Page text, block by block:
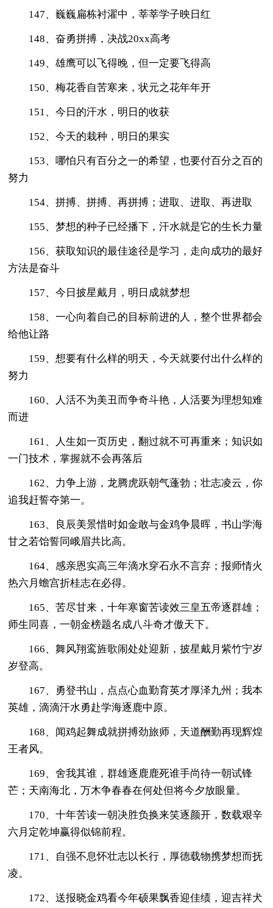
147、巍巍扁栋衬濯中，莘莘学子映日红
148、奋勇拼搏，决战20xx高考
149、雄鹰可以飞得晚，但一定要飞得高
150、梅花香自苦寒来，状元之花年年开
151、今日的汗水，明日的收获
152、今天的栽种，明日的果实
153、哪怕只有百分之一的希望，也要付百分之百的
努力
154、拼搏、拼搏、再拼搏；进取、进取、再进取
155、梦想的种子已经播下，汗水就是它的生长力量
156、获取知识的最佳途径是学习，走向成功的最好
方法是奋斗
157、今日披星戴月，明日成就梦想
158、一心向着自己的目标前进的人，整个世界都会
给他让路
159、想要有什么样的明天，今天就要付出什么样的
努力
160、人活不为美丑而争奇斗艳，人活要为理想知难
而进
161、人生如一页历史，翻过就不可再重来；知识如
一门技术，掌握就不会再落后
162、力争上游，龙腾虎跃朝气蓬勃；壮志凌云，你
追我赶誓夺第一。
163、良辰美景惜时如金敢与金鸡争晨晖，书山学海
甘之若饴誓同峨眉共比高。
164、感亲恩实高三年滴水穿石永不言弃；报师情火
热六月蟾宫折桂志在必得。
165、苦尽甘来，十年寒窗苦读效三皇五帝逐群雄；
师生同喜，一朝金榜题名成八斗奇才傲天下。
166、舞风翔鸾旌歌闹处处迎新，披星戴月紫竹宁岁
岁登高。
167、勇登书山，点点心血勤育英才厚泽九州；我本
英雄，滴滴汗水勇赴学海逐鹿中原。
168、闻鸡起舞成就拼搏劲旅师，天道酬勤再现辉煌
王者风。
169、舍我其谁，群雄逐鹿鹿死谁手尚待一朝试锋
芒；天南海北，万木争春春在何处但将今夕放眼量。
170、十年苦读一朝决胜负换来笑逐颜开，数载艰辛
六月定乾坤赢得似锦前程。
171、自强不息怀壮志以长行，厚德载物携梦想而抚
凌。
172、送报晓金鸡看今年硕果飘香迎佳绩，迎吉祥犬